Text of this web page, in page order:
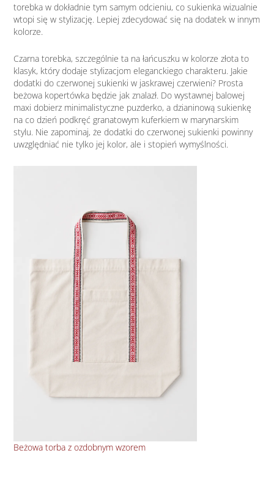
torebka w dokładnie tym samym odcieniu, co sukienka wizualnie
wtopi się w stylizację. Lepiej zdecydować się na dodatek w innym
kolorze.
Czarna torebka, szczególnie ta na łańcuszku w kolorze złota to
klasyk, który dodaje stylizacjom eleganckiego charakteru. Jakie
dodatki do czerwonej sukienki w jaskrawej czerwieni? Prosta
beżowa kopertówka będzie jak znalazł. Do wystawnej balowej
maxi dobierz minimalistyczne puzderko, a dzianinową sukienkę
na co dzień podkręć granatowym kuferkiem w marynarskim
stylu. Nie zapominaj, że dodatki do czerwonej sukienki powinny
uwzględniać nie tylko jej kolor, ale i stopień wymyślności.
Beżowa torba z ozdobnym wzorem